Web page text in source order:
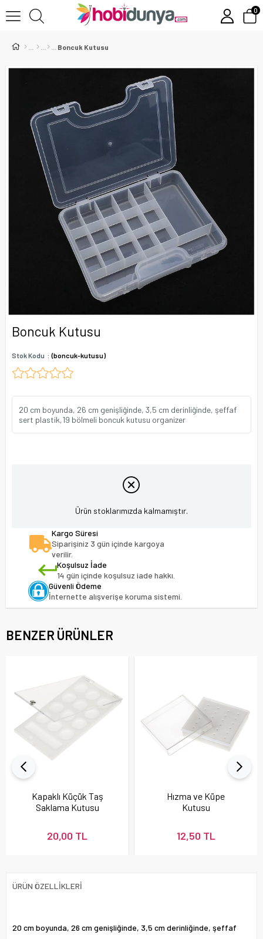
0
Boncuk Kutusu
Boncuk Kutusu
Stok Kodu (boncuk-kutusu)
20 cm boyunda, 26 cm genişliğinde, 3,5 cm derinliğinde, şeffaf
sert plastik,19 bölmeli boncuk kutusu organizer
Ürün stoklarımızda kalmamıştır.
Kargo Süresi
Siparişiniz 3 gün içinde kargoya
verilir.
Koşulsuz İade
14 gün içinde koşulsuz iade hakkı.
Güvenli Ödeme
İnternette alışverişe koruma sistemi.
BENZER ÜRÜNLER
Kapaklı Küçük Taş
Saklama Kutusu
20,00 TL
Hızma ve Küpe
Kutusu
12,50 TL
ÜRÜN ÖZELLIKLERI
20 cm boyunda, 26 cm genişliğinde, 3,5 cm derinliğinde, şeffaf